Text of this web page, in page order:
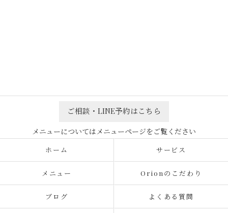
ご相談・LINE予約はこちら
ホーム サービス
メニュー Orionのこだわり
ブログ よくある質問